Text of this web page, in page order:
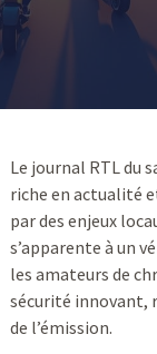
Le journal RTL du
riche en actualité
par des enjeux
s’apparente à un
les amateurs de
sécurité innovant,
de l’émission.